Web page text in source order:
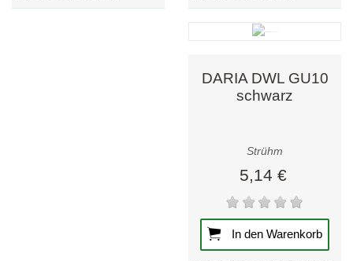
Deckenleuchte IGOR D 6W
Deckenleuchte IGOR D 9W
in Weiß NW. Verbessern Sie
Ihr Ambiente mit dieser...
DARIA DWL GU10
schwarz
Strühm
5,14 €
In den Warenkorb